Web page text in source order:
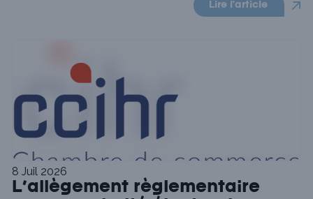
Lire l'article
8 Juil 2026
L’allègement règlementaire